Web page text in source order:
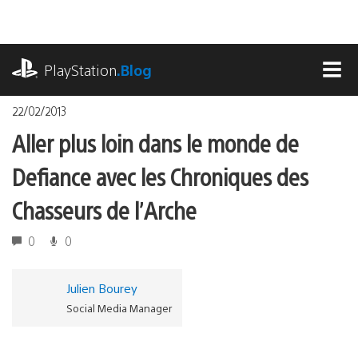
contenu
PlayStation.Blog
22/02/2013
Aller plus loin dans le monde de
Defiance avec les Chroniques des
Chasseurs de l’Arche
0 0
Julien Bourey
Social Media Manager